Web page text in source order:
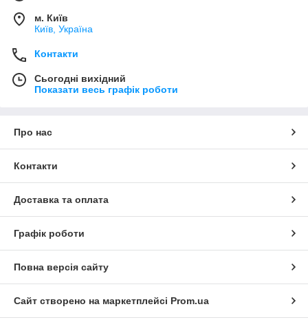
м. Київ
Київ, Україна
Контакти
Сьогодні вихідний
Показати весь графік роботи
Про нас
Контакти
Доставка та оплата
Графік роботи
Повна версія сайту
Сайт створено на маркетплейсі Prom.ua